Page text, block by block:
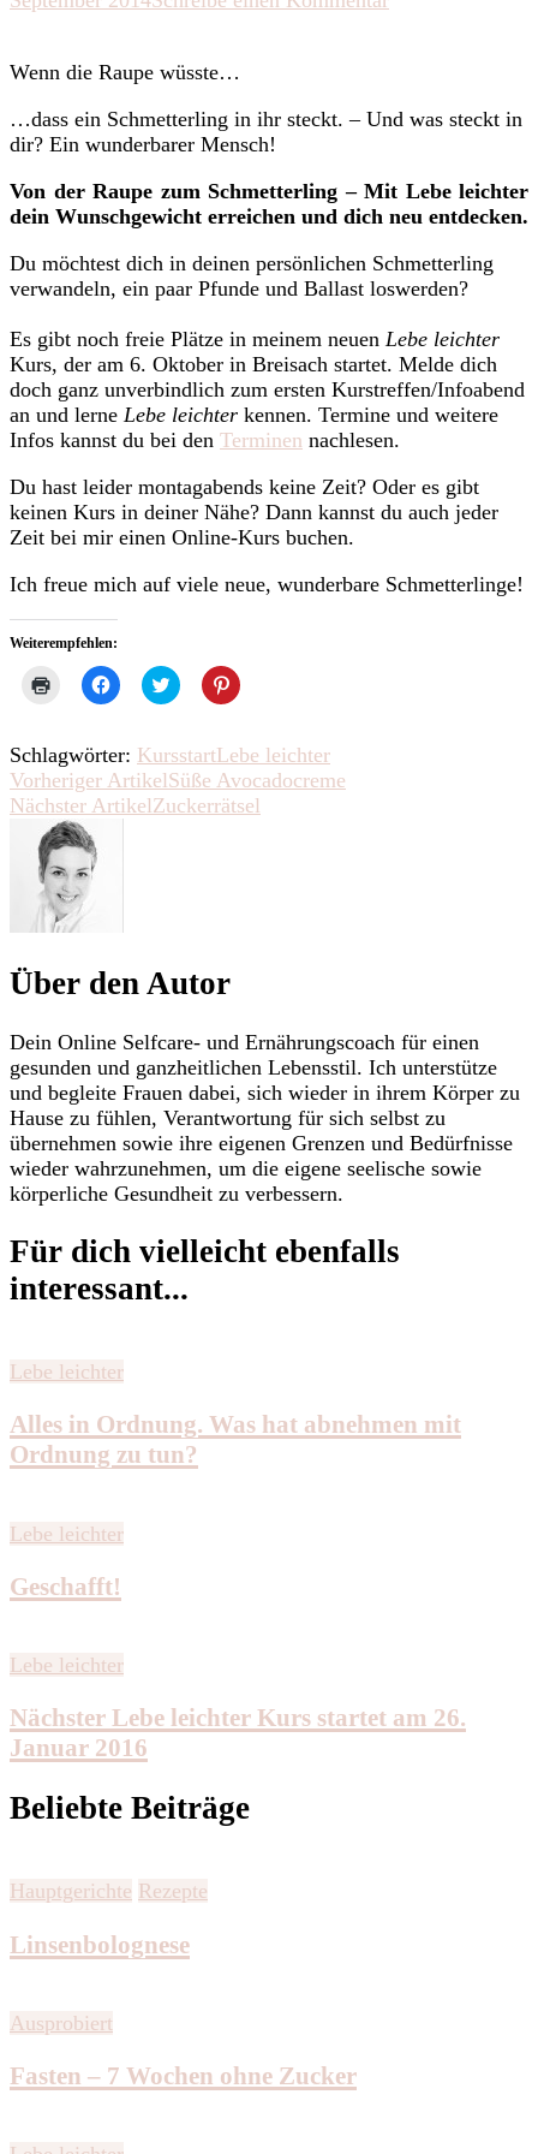
der
Schmetterling
Wenn die Raupe wüsste…
…dass ein Schmetterling in ihr steckt. – Und was steckt in
dir? Ein wunderbarer Mensch!
Von der Raupe zum Schmetterling – Mit Lebe leichter
dein Wunschgewicht erreichen und dich neu entdecken.
Du möchtest dich in deinen persönlichen Schmetterling
verwandeln, ein paar Pfunde und Ballast loswerden?
Es gibt noch freie Plätze in meinem neuen Lebe leichter
Kurs, der am 6. Oktober in Breisach startet. Melde dich
doch ganz unverbindlich zum ersten Kurstreffen/Infoabend
an und lerne Lebe leichter kennen. Termine und weitere
Infos kannst du bei den Terminen nachlesen.
Du hast leider montagabends keine Zeit? Oder es gibt
keinen Kurs in deiner Nähe? Dann kannst du auch jeder
Zeit bei mir einen Online-Kurs buchen.
Ich freue mich auf viele neue, wunderbare Schmetterlinge!
Weiterempfehlen:
Klicken
zum
neuem
Fenster
geöffnet)
Klick,
um
teilen
(Wird
in
neuem
Fenster
Klick,
um
teilen
(Wird
in
neuem
Fenster
Klick,
um
zu
teilen
(Wird
in
neuem
Fenster
Schlagwörter: KursstartLebe leichter
Beitragsnavigation
Vorheriger ArtikelSüße Avocadocreme
Nächster ArtikelZuckerrätsel
Über den Autor
Dein Online Selfcare- und Ernährungscoach für einen
gesunden und ganzheitlichen Lebensstil. Ich unterstütze
und begleite Frauen dabei, sich wieder in ihrem Körper zu
Hause zu fühlen, Verantwortung für sich selbst zu
übernehmen sowie ihre eigenen Grenzen und Bedürfnisse
wieder wahrzunehmen, um die eigene seelische sowie
körperliche Gesundheit zu verbessern.
Für dich vielleicht ebenfalls
interessant...
Lebe leichter
Alles in Ordnung. Was hat abnehmen mit
Ordnung zu tun?
Lebe leichter
Geschafft!
Lebe leichter
Nächster Lebe leichter Kurs startet am 26.
Januar 2016
Beliebte Beiträge
Hauptgerichte Rezepte
Linsenbolognese
Ausprobiert
Fasten – 7 Wochen ohne Zucker